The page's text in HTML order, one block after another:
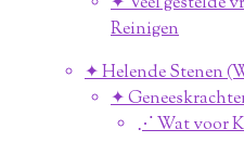
Reinigen
✦ Helende Stenen
✦
⋰ Wat voor